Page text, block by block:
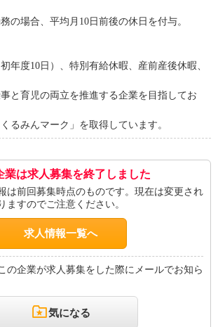
合、平均月10日前後の休日を付与。
度10日）、特別有給休暇、産前産後休暇、
児の両立を推進する企業を目指してお
んマーク」を取得しています。
業は求人募集を終了しました
は前回募集時点のものです。現在は変更され
ますのでご注意ください。
求人情報一覧へ
の企業が求人募集をした際にメールでお知ら
気になる